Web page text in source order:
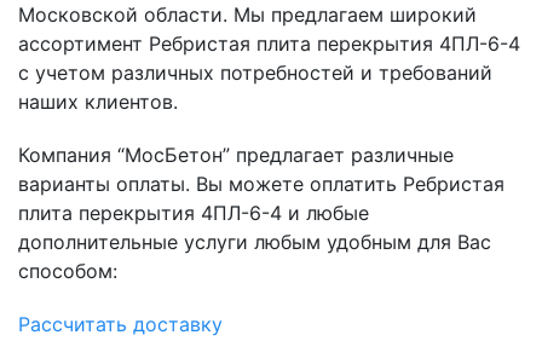
Московской области. Мы предлагаем широкий
ассортимент Ребристая плита перекрытия 4ПЛ-6-4
с учетом различных потребностей и требований
наших клиентов.
Компания “МосБетон” предлагает различные
варианты оплаты. Вы можете оплатить Ребристая
плита перекрытия 4ПЛ-6-4 и любые
дополнительные услуги любым удобным для Вас
способом:
Рассчитать доставку